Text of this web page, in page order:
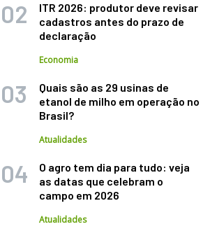
ITR 2026: produtor deve revisar
cadastros antes do prazo de
declaração
Economia
Quais são as 29 usinas de
etanol de milho em operação no
Brasil?
Atualidades
O agro tem dia para tudo: veja
as datas que celebram o
campo em 2026
Atualidades